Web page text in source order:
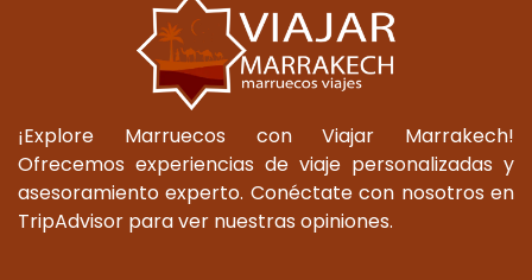
¡Explore Marruecos con Viajar Marrakech!
Ofrecemos experiencias de viaje personalizadas y
asesoramiento experto. Conéctate con nosotros en
TripAdvisor para ver nuestras opiniones.